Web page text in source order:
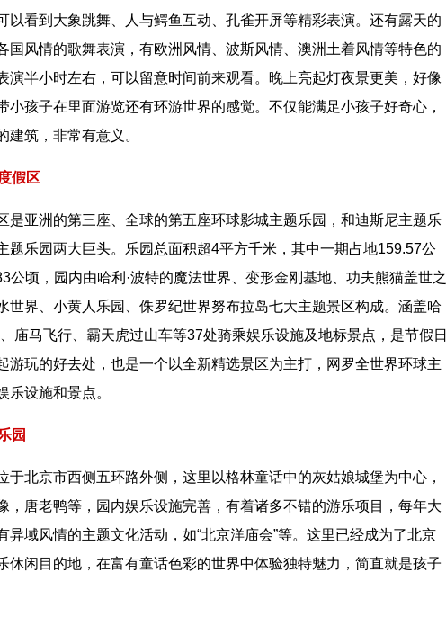
以看到大象跳舞、人与鳄鱼互动、孔雀开屏等精彩表演。还有露天的
国风情的歌舞表演，有欧洲风情、波斯风情、澳洲土着风情等特色的
演半小时左右，可以留意时间前来观看。晚上亮起灯夜景更美，好像
小孩子在里面游览还有环游世界的感觉。不仅能满足小孩子好奇心，
建筑，非常有意义。
假区
是亚洲的第三座、全球的第五座环球影城主题乐园，和迪斯尼主题乐
题乐园两大巨头。乐园总面积超4平方千米，其中一期占地159.57公
公顷，园内由哈利·波特的魔法世界、变形金刚基地、功夫熊猫盖世之
世界、小黄人乐园、侏罗纪世界努布拉岛七大主题景区构成。涵盖哈
庙马飞行、霸天虎过山车等37处骑乘娱乐设施及地标景点，是节假日
游玩的好去处，也是一个以全新精选景区为主打，网罗全世界环球主
乐设施和景点。
园
于北京市西侧五环路外侧，这里以格林童话中的灰姑娘城堡为中心，
，唐老鸭等，园内娱乐设施完善，有着诸多不错的游乐项目，每年大
异域风情的主题文化活动，如“北京洋庙会”等。这里已经成为了北京
休闲目的地，在富有童话色彩的世界中体验独特魅力，简直就是孩子